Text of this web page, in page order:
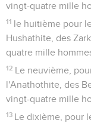
vingt-quatre mille
11 le huitième pour
Hushathite, des
quatre mille
12 Le neuvième,
l'Anathothite, des
vingt-quatre mille
13 Le dixième, pour